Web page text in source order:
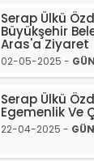
Serap Ülkü
Büyükşehir
Aras'a Ziyaret
02-05-2025 -
Serap Ülkü
Egemenlik Ve
22-04-2025 -